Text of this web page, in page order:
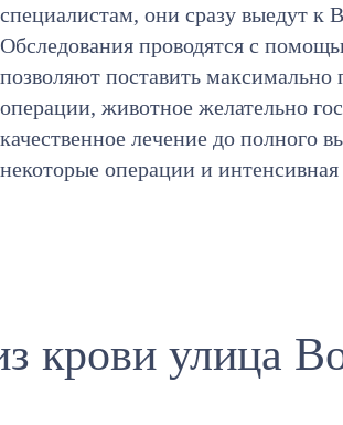
специалистам, они сразу выедут к
Обследования проводятся с
позволяют поставить
операции, животное желательно
качественное лечение до полного
некоторые операции и
крови улица